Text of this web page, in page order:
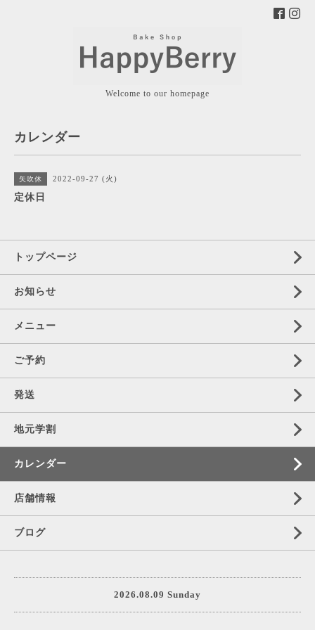
Welcome to our homepage
カレンダー
矢吹休 2022-09-27 (火)
定休日
トップページ
お知らせ
メニュー
ご予約
発送
地元学割
カレンダー
店舗情報
ブログ
2026.08.09 Sunday